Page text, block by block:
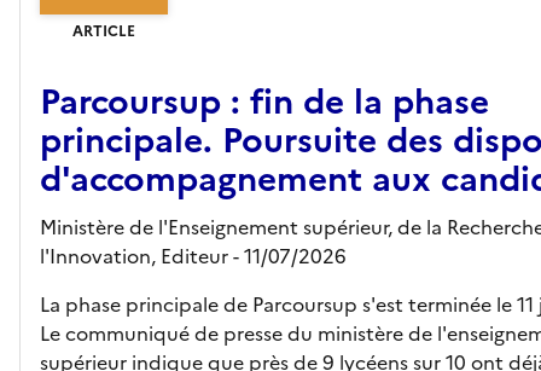
ARTICLE
Parcoursup : fin de la phase
principale. Poursuite des
d'accompagnement aux
Ministère de l'Enseignement supérieur, de la
l'Innovation, Editeur- 11/07/2026
La phase principale de Parcoursup s'est terminée le
Le communiqué de presse du ministère de
supérieur indique que près de 9 lycéens sur 10 ont